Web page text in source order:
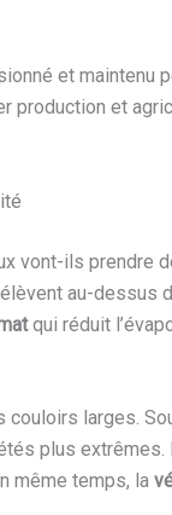
et maintenu
production et
ils prendre
au-dessus
qui réduit
larges.
plus
même temps, la